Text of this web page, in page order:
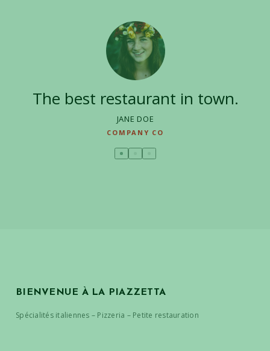
The best restaurant in town.
JANE DOE
COMPANY CO
BIENVENUE À LA PIAZZETTA
Spécialités italiennes – Pizzeria – Petite restauration